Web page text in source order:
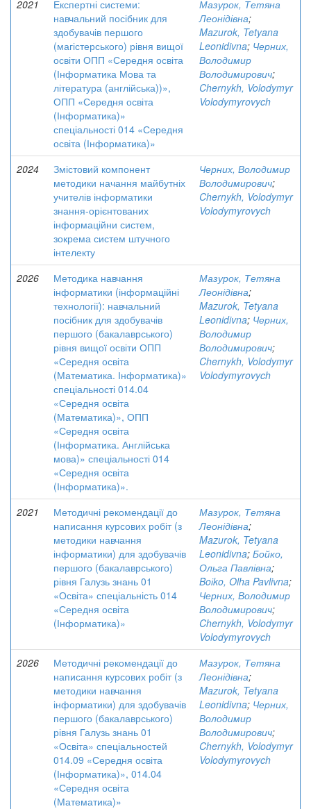
2021
Експертні системи:
навчальний посібник для
здобувачів першого
(магістерського) рівня вищої
освіти ОПП «Середня освіта
(Інформатика Мова та
література (англійська))»,
ОПП «Середня освіта
(Інформатика)»
спеціальності 014 «Середня
освіта (Інформатика)»
Мазурок, Тетяна
Леонідівна;
Mazurok, Tetyana
Leonidivna; Черних,
Володимир
Володимирович;
Chernykh, Volodymyr
Volodymyrovych
2024
Змістовий компонент
методики начання майбутніх
учителів інформатики
знання-орієнтованих
інформаційни систем,
зокрема систем штучного
інтелекту
Черних, Володимир
Володимирович;
Chernykh, Volodymyr
Volodymyrovych
2026
Методика навчання
інформатики (інформаційні
технології): навчальний
посібник для здобувачів
першого (бакалаврського)
рівня вищої освіти ОПП
«Середня освіта
(Математика. Інформатика)»
спеціальності 014.04
«Середня освіта
(Математика)», ОПП
«Середня освіта
(Інформатика. Англійська
мова)» спеціальності 014
«Середня освіта
(Інформатика)».
Мазурок, Тетяна
Леонідівна;
Mazurok, Tetyana
Leonidivna; Черних,
Володимир
Володимирович;
Chernykh, Volodymyr
Volodymyrovych
2021
Методичні рекомендації до
написання курсових робіт (з
методики навчання
інформатики) для здобувачів
першого (бакалаврського)
рівня Галузь знань 01
«Освіта» спеціальність 014
«Середня освіта
(Інформатика)»
Мазурок, Тетяна
Леонідівна;
Mazurok, Tetyana
Leonidivna; Бойко,
Ольга Павлівна;
Boіko, Olha Pavlivna;
Черних, Володимир
Володимирович;
Chernykh, Volodymyr
Volodymyrovych
2026
Методичні рекомендації до
написання курсових робіт (з
методики навчання
інформатики) для здобувачів
першого (бакалаврського)
рівня Галузь знань 01
«Освіта» спеціальностей
014.09 «Середня освіта
(Інформатика)», 014.04
«Середня освіта
(Математика)»
Мазурок, Тетяна
Леонідівна;
Mazurok, Tetyana
Leonidivna; Черних,
Володимир
Володимирович;
Chernykh, Volodymyr
Volodymyrovych